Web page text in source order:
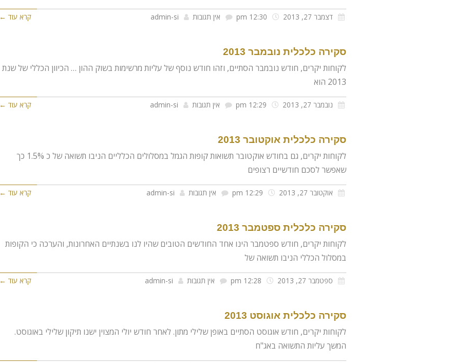
דצמבר 27, 2013 אין תגובות admin-si קרא עוד ←
סקירה כלכלית נובמבר 2013
לקוחות יקרים, חודש נובמבר הסתיים, וזהו חודש נוסף של עליות מרשימות בשוק ההון … הכיוון הכללי של שנת
2013 הוא
נובמבר 27, 2013 אין תגובות admin-si קרא עוד ←
סקירה כלכלית אוקטובר 2013
לקוחות יקרים, גם בחודש אוקטובר תשואות קופות הגמל במסלולים הכלליים הניבו תשואה של כ 1.5% כך
שאפשר לסכם חודשיים רצופים
אוקטובר 27, 2013 אין תגובות admin-si קרא עוד ←
סקירה כלכלית ספטמבר 2013
לקוחות יקרים, חודש ספטמבר הינו אחד החודשים הטובים שהיו לנו בשנתיים האחרונות, והערכה כי הקופות
במסלול הכללי הניבו תשואה של
ספטמבר 27, 2013 אין תגובות admin-si קרא עוד ←
סקירה כלכלית אוגוסט 2013
לקוחות יקרים, חודש אוגוסט הסתיים באופן שלילי מתון. לאחר חודש יולי המצוין ישנו תיקון שלילי באוגוסט.
המשך עליות התשואה באג"ח